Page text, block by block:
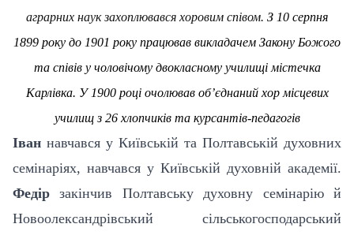
аграрних наук захоплювався хоровим співом. З 10 серпня
1899 року до 1901 року працював викладачем Закону Божого
та співів у чоловічому двокласному училищі містечка
Карлівка. У 1900 році очолював об’єднаний хор місцевих
училищ з 26 хлопчиків та курсантів-педагогів
Іван навчався у Київській та Полтавській духовних
семінаріях, навчався у Київській духовній академії.
Федір закінчив Полтавську духовну семінарію й
Новоолександрівський сільськогосподарський